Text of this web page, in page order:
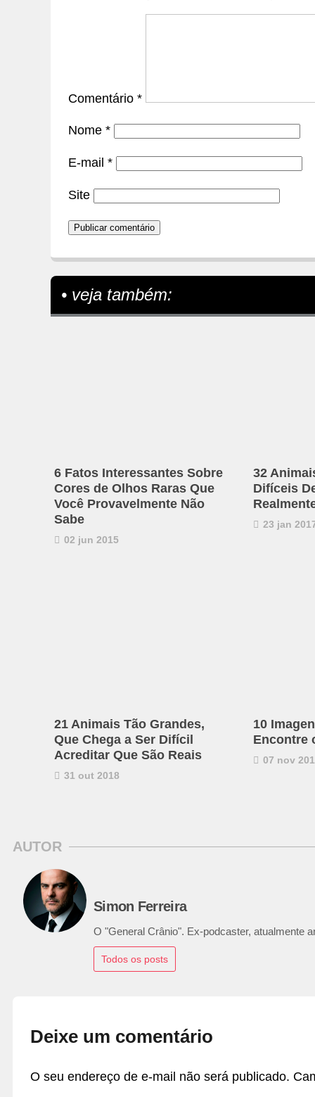
Comentário *
Nome *
E-mail *
Site
• veja também:
6 Fatos Interessantes Sobre
Cores de Olhos Raras Que
Você Provavelmente Não
Sabe
02 jun 2015
32
Difíceis
23 jan
21 Animais Tão Grandes,
Que Chega a Ser Difícil
Acreditar Que São Reais
31 out 2018
10
Encontre
07 nov
AUTOR
Simon Ferreira
O "General Crânio". Ex-podcaster, atualmente
Todos os posts
Deixe um comentário
O seu endereço de e-mail não será publicado.